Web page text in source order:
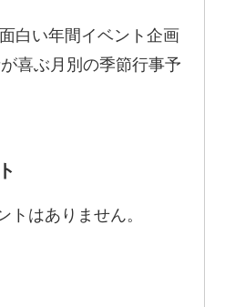
白い年間イベント企画
喜ぶ月別の季節行事予
はありません。